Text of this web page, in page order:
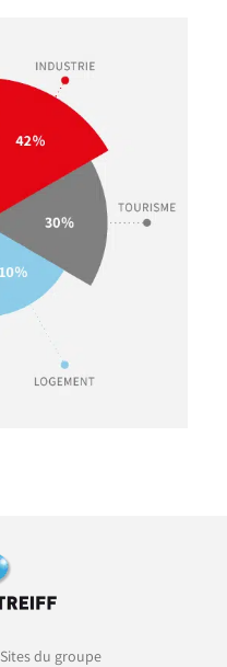
Sites du groupe